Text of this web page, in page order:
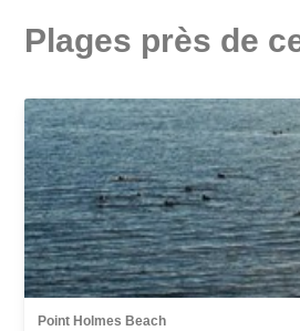
Plages près de
Point Holmes Beach